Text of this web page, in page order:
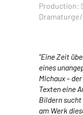
Production:
"Eine Zeit
eines
Michaux –
Texten eine
Bildern sucht
am Werk